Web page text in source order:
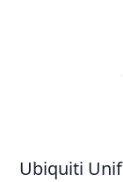
Ubiquiti